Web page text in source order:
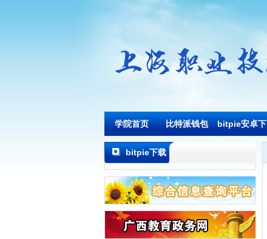
学院首页 比特派钱包 bitpie安卓下
bitpie下载